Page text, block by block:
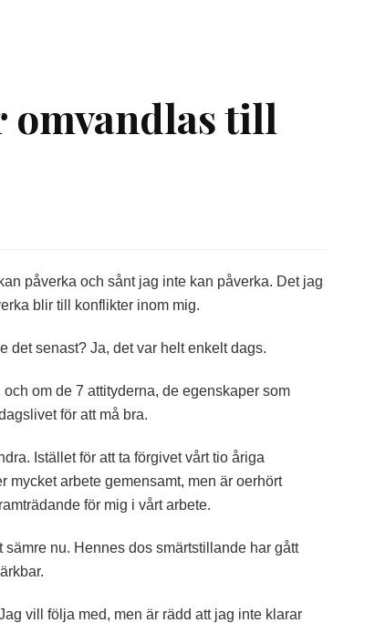
omvandlas till
påverka och sånt jag inte kan påverka. Det jag
blir till konflikter inom mig.
det senast? Ja, det var helt enkelt dags.
om de 7 attityderna, de egenskaper som
för att må bra.
Istället för att ta förgivet vårt tio åriga
mycket arbete gemensamt, men är oerhört
för mig i vårt arbete.
nu. Hennes dos smärtstillande har gått
vill följa med, men är rädd att jag inte klarar